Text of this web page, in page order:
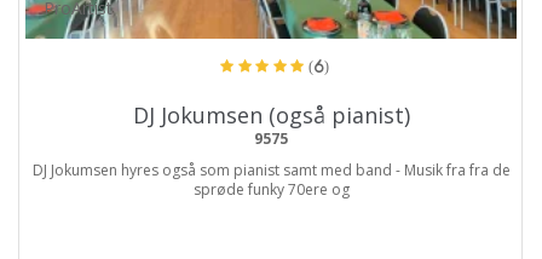
ProArtist
(6)
DJ Jokumsen (også pianist)
9575
DJ Jokumsen hyres også som pianist samt med band - Musik fra fra de
sprøde funky 70ere og